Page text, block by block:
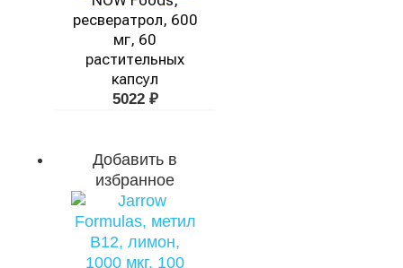
ресвератрол, 600
мг, 60
растительных
капсул
5022 ₽
Добавить в
избранное